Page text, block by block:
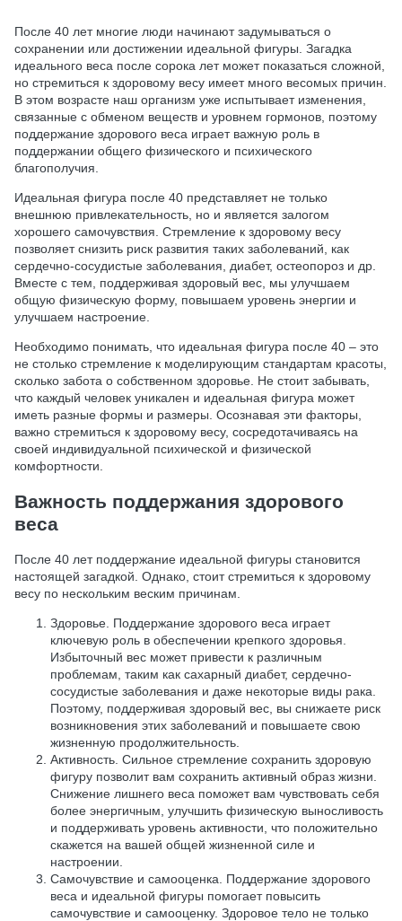
После 40 лет многие люди начинают задумываться о
сохранении или достижении идеальной фигуры. Загадка
идеального веса после сорока лет может показаться сложной,
но стремиться к здоровому весу имеет много весомых причин.
В этом возрасте наш организм уже испытывает изменения,
связанные с обменом веществ и уровнем гормонов, поэтому
поддержание здорового веса играет важную роль в
поддержании общего физического и психического
благополучия.
Идеальная фигура после 40 представляет не только
внешнюю привлекательность, но и является залогом
хорошего самочувствия. Стремление к здоровому весу
позволяет снизить риск развития таких заболеваний, как
сердечно-сосудистые заболевания, диабет, остеопороз и др.
Вместе с тем, поддерживая здоровый вес, мы улучшаем
общую физическую форму, повышаем уровень энергии и
улучшаем настроение.
Необходимо понимать, что идеальная фигура после 40 – это
не столько стремление к моделирующим стандартам красоты,
сколько забота о собственном здоровье. Не стоит забывать,
что каждый человек уникален и идеальная фигура может
иметь разные формы и размеры. Осознавая эти факторы,
важно стремиться к здоровому весу, сосредотачиваясь на
своей индивидуальной психической и физической
комфортности.
Важность поддержания здорового
веса
После 40 лет поддержание идеальной фигуры становится
настоящей загадкой. Однако, стоит стремиться к здоровому
весу по нескольким веским причинам.
Здоровье. Поддержание здорового веса играет
ключевую роль в обеспечении крепкого здоровья.
Избыточный вес может привести к различным
проблемам, таким как сахарный диабет, сердечно-
сосудистые заболевания и даже некоторые виды рака.
Поэтому, поддерживая здоровый вес, вы снижаете риск
возникновения этих заболеваний и повышаете свою
жизненную продолжительность.
Активность. Сильное стремление сохранить здоровую
фигуру позволит вам сохранить активный образ жизни.
Снижение лишнего веса поможет вам чувствовать себя
более энергичным, улучшить физическую выносливость
и поддерживать уровень активности, что положительно
скажется на вашей общей жизненной силе и
настроении.
Самочувствие и самооценка. Поддержание здорового
веса и идеальной фигуры помогает повысить
самочувствие и самооценку. Здоровое тело не только